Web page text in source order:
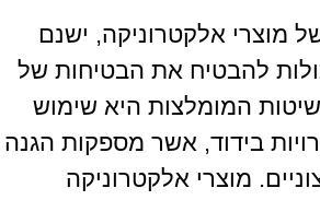
מוצרי אלקטרוניקה, ישנם
להבטיח את הבטיחות של
המומלצות היא שימוש
בידוד, אשר מספקות הגנה
מוצרי אלקטרוניקה